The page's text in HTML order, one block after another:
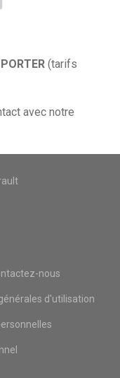
(tarifs
avec notre
nous
d'utilisation